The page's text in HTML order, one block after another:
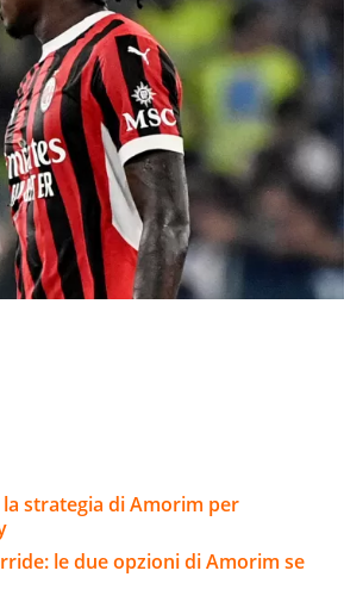
strategia di Amorim per
le due opzioni di Amorim se